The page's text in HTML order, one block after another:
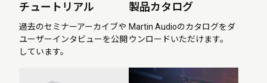
チュートリアル
過去のセミナーアーカイブや
ユーザーインタビューを公開
しています。
製品カタログ
Martin Audioのカタログをダ
ウンロードいただけます。